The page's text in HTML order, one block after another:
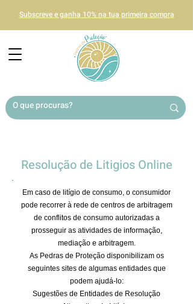
Subscreve e ganha 10% na tua primeira compra
Resolução de Litigios Online
Em caso de litígio de consumo, o consumidor
pode recorrer à rede de centros de arbitragem
de conflitos de consumo autorizadas a
prosseguir as atividades de informação,
mediação e arbitragem.
As Pedras de Proteção disponibilizam os
seguintes sites de algumas entidades que
podem ajudá-lo:
Sugestões de Entidades de Resolução